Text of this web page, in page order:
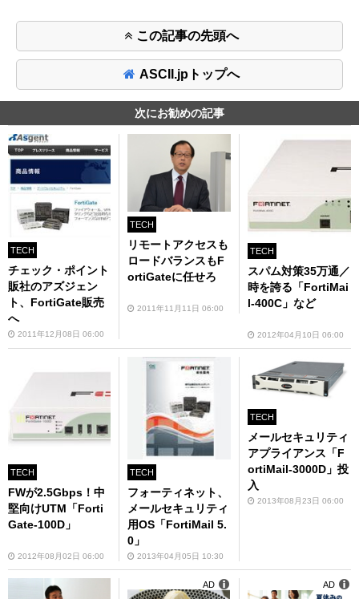
この記事の先頭へ
ASCII.jpトップへ
次にお勧めの記事
TECH
チェック・ポイント
販社のアズジェン
ト、FortiGate販売
へ
2011年12月08日 06:00
TECH
リモートアクセスも
ロードバランスもF
ortiGateに任せろ
2011年11月11日 06:00
TECH
スパム対策35万通／
時を誇る「FortiMai
l-400C」など
2012年04月10日 06:00
TECH
FWが2.5Gbps！中
堅向けUTM「Forti
Gate-100D」
2012年08月02日 06:00
TECH
フォーティネット、
メールセキュリティ
用OS「FortiMail 5.
0」
2013年04月05日 10:30
TECH
メールセキュリティ
アプライアンス「F
ortiMail-3000D」投
入
2013年08月23日 06:00
AD AD